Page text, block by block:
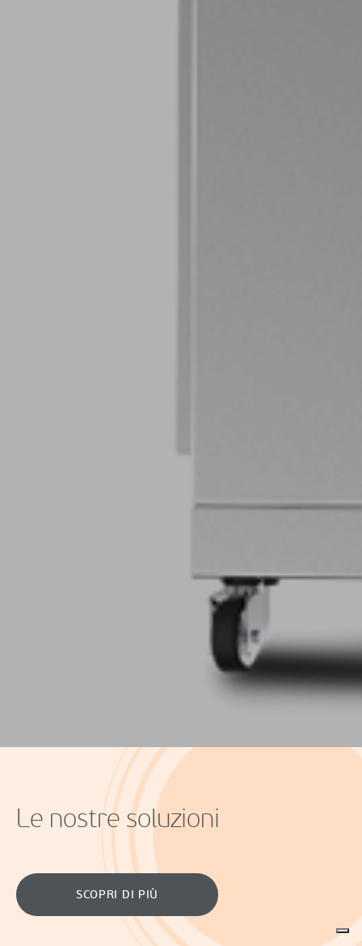
Le nostre soluzioni
SCOPRI DI PIÙ